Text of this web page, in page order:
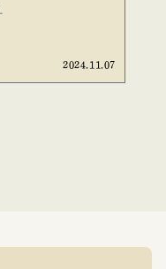
2024.11.07